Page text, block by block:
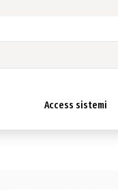
Access sistemi